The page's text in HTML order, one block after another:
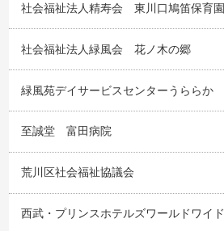
社会福祉法人精寿会 東川口鳩笛保育園
社会福祉法人緑風会 花ノ木の郷
緑風苑デイサービスセンターうららか
至誠堂 富田病院
荒川区社会福祉協議会
西武・プリンスホテルズワールドワイド